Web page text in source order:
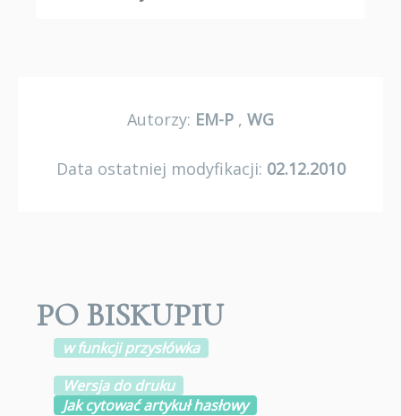
Autorzy: EM-P , WG
Data ostatniej modyfikacji: 02.12.2010
PO BISKUPIU
w funkcji przysłówka
Wersja do druku
Jak cytować artykuł hasłowy